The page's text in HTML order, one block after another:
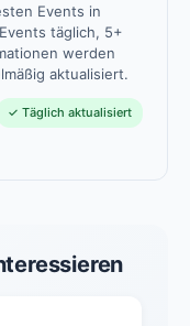
Events in
täglich, 5+
werden
aktualisiert.
✓ Täglich aktualisiert